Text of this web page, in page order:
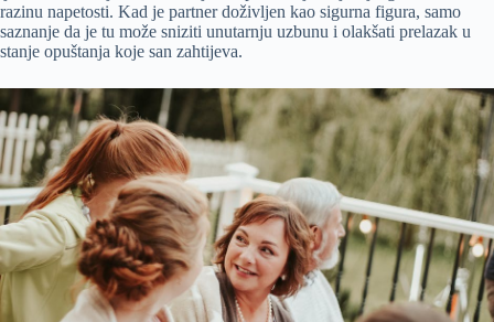
razinu napetosti. Kad je partner doživljen kao sigurna figura, samo
saznanje da je tu može sniziti unutarnju uzbunu i olakšati prelazak u
stanje opuštanja koje san zahtijeva.